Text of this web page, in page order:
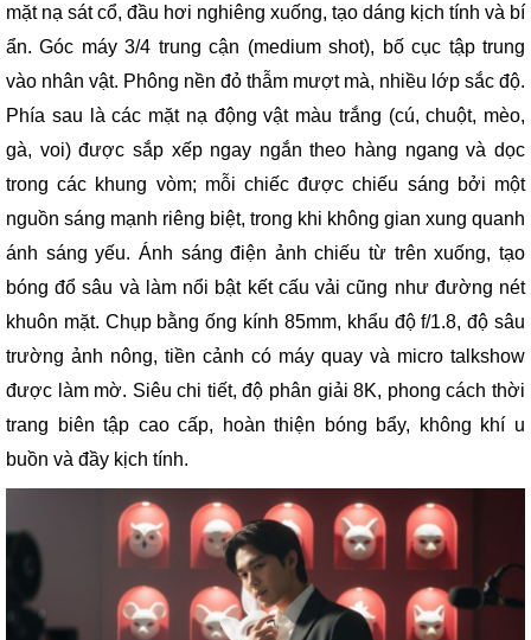
mặt nạ sát cổ, đầu hơi nghiêng xuống, tạo dáng kịch tính và bí
ẩn. Góc máy 3/4 trung cận (medium shot), bố cục tập trung
vào nhân vật. Phông nền đỏ thẫm mượt mà, nhiều lớp sắc độ.
Phía sau là các mặt nạ động vật màu trắng (cú, chuột, mèo,
gà, voi) được sắp xếp ngay ngắn theo hàng ngang và dọc
trong các khung vòm; mỗi chiếc được chiếu sáng bởi một
nguồn sáng mạnh riêng biệt, trong khi không gian xung quanh
ánh sáng yếu. Ánh sáng điện ảnh chiếu từ trên xuống, tạo
bóng đổ sâu và làm nổi bật kết cấu vải cũng như đường nét
khuôn mặt. Chụp bằng ống kính 85mm, khẩu độ f/1.8, độ sâu
trường ảnh nông, tiền cảnh có máy quay và micro talkshow
được làm mờ. Siêu chi tiết, độ phân giải 8K, phong cách thời
trang biên tập cao cấp, hoàn thiện bóng bẩy, không khí u
buồn và đầy kịch tính.